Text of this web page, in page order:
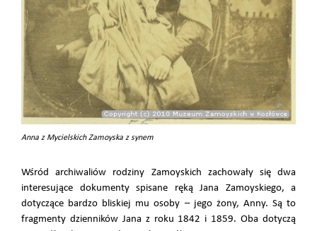
Anna z Mycielskich Zamoyska z synem
Wśród archiwaliów rodziny Zamoyskich zachowały się dwa
interesujące dokumenty spisane ręką Jana Zamoyskiego, a
dotyczące bardzo bliskiej mu osoby – jego żony, Anny. Są to
fragmenty dzienników Jana z roku 1842 i 1859. Oba dotyczą